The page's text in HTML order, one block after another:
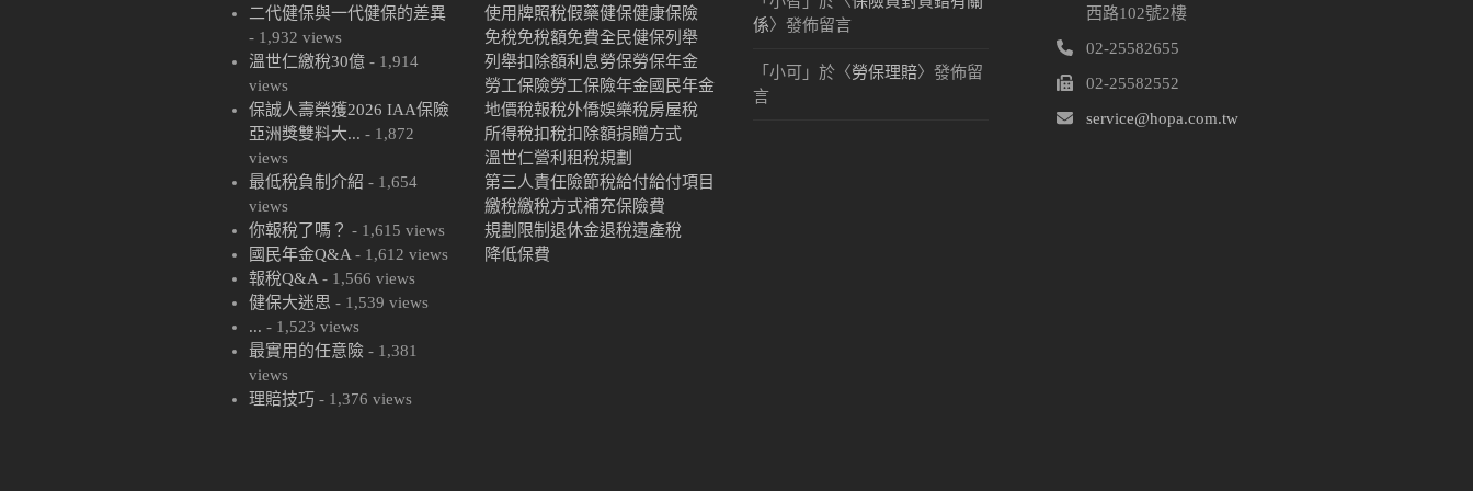
二代健保與一代健保的差異
- 1,932 views
溫世仁繳稅30億 - 1,914
views
保誠人壽榮獲2026 IAA保險
亞洲獎雙料大... - 1,872
views
最低稅負制介紹 - 1,654
views
你報稅了嗎？ - 1,615 views
國民年金Q&A - 1,612 views
報稅Q&A - 1,566 views
健保大迷思 - 1,539 views
... - 1,523 views
最實用的任意險 - 1,381
views
理賠技巧 - 1,376 views
使用牌照稅假藥健保健康保險
免稅免稅額免費全民健保列舉
列舉扣除額利息勞保勞保年金
勞工保險勞工保險年金國民年金
地價稅報稅外僑娛樂稅房屋稅
所得稅扣稅扣除額捐贈方式
溫世仁營利 租稅規劃
第三人責任險節稅給付給付項目
繳稅繳稅方式補充保險費
規劃限制退休金退稅遺產稅
降低保費
係〉發佈留言
「 小可 」於〈勞保理賠〉發佈留
言
西路102號2樓
02-25582655
02-25582552
service@hopa.com.tw